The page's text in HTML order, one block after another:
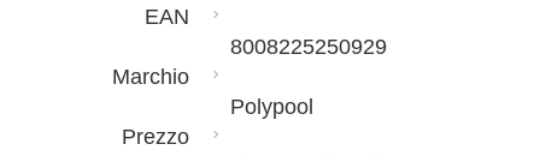
EAN
8008225250929
Marchio
Polypool
Prezzo